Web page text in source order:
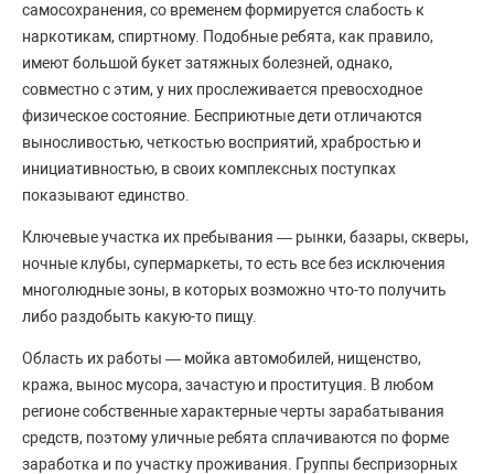
самосохранения, со временем формируется слабость к
наркотикам, спиртному. Подобные ребята, как правило,
имеют большой букет затяжных болезней, однако,
совместно с этим, у них прослеживается превосходное
физическое состояние. Бесприютные дети отличаются
выносливостью, четкостью восприятий, храбростью и
инициативностью, в своих комплексных поступках
показывают единство.
Ключевые участка их пребывания — рынки, базары, скверы,
ночные клубы, супермаркеты, то есть все без исключения
многолюдные зоны, в которых возможно что-то получить
либо раздобыть какую-то пищу.
Область их работы — мойка автомобилей, нищенство,
кража, вынос мусора, зачастую и проституция. В любом
регионе собственные характерные черты зарабатывания
средств, поэтому уличные ребята сплачиваются по форме
заработка и по участку проживания. Группы беспризорных